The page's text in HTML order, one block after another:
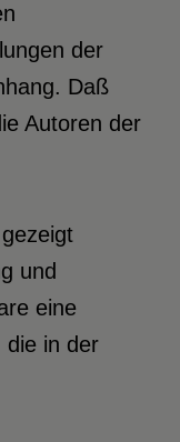
der
Daß
Autoren der
und
eine
die in der